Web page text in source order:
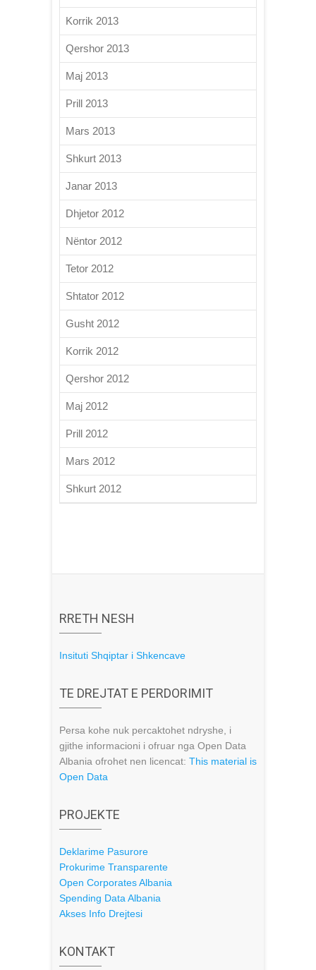
Korrik 2013
Qershor 2013
Maj 2013
Prill 2013
Mars 2013
Shkurt 2013
Janar 2013
Dhjetor 2012
Nëntor 2012
Tetor 2012
Shtator 2012
Gusht 2012
Korrik 2012
Qershor 2012
Maj 2012
Prill 2012
Mars 2012
Shkurt 2012
RRETH NESH
Insituti Shqiptar i Shkencave
TE DREJTAT E PERDORIMIT
Persa kohe nuk percaktohet ndryshe, i
gjithe informacioni i ofruar nga Open Data
Albania ofrohet nen licencat: This material is
Open Data
PROJEKTE
Deklarime Pasurore
Prokurime Transparente
Open Corporates Albania
Spending Data Albania
Akses Info Drejtesi
KONTAKT